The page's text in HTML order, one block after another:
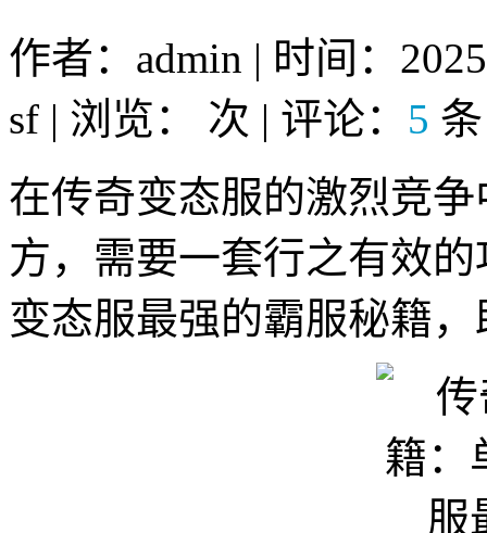
作者：admin | 时间：
sf | 浏览：
次 | 评论： 5 条
在传奇变态服的激烈竞
方，需要一套行之有效
变态服最强的霸服秘籍